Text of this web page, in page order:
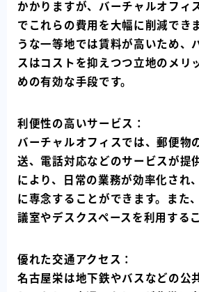
かかりますが、バーチャルオフィ
でこれらの費用を大幅に削減でき
うな一等地では賃料が高いため、
スはコストを抑えつつ立地のメリ
めの有効な手段です。
利便性の高いサービス：
バーチャルオフィスでは、郵便物
送、電話対応などのサービスが提
により、日常の業務が効率化され
に専念することができます。また
議室やデスクスペースを利用する
優れた交通アクセス：
名古屋栄は地下鉄やバスなどの公